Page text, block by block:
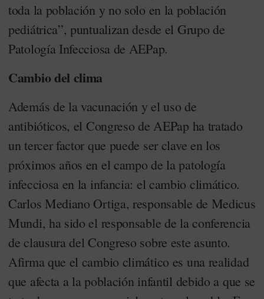
toda la población y no solo en la población
pediátrica”, puntualizan desde el Grupo de
Patología Infecciosa de AEPap.
Cambio del clima
Además de la vacunación y el uso de
antibióticos, el Congreso de AEPap ha tratado
un tercer factor que puede ser clave en los
próximos años en el campo de la patología
infecciosa en la infancia: el cambio climático.
Carlos Mediano Ortiga, responsable de Medicus
Mundi, ha sido el responsable de la conferencia
de clausura del Congreso sobre este asunto.
Afirma que el cambio climático es una realidad
que afecta a la población infantil debido a que se